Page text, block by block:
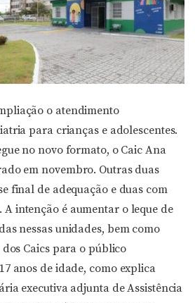
o atendimento
para crianças e adolescentes.
no novo formato, o Caic Ana
em novembro. Outras duas
final de adequação e duas com
intenção é aumentar o leque de
nessas unidades, bem como
Caics para o público
anos de idade, como explica
executiva adjunta de Assistência